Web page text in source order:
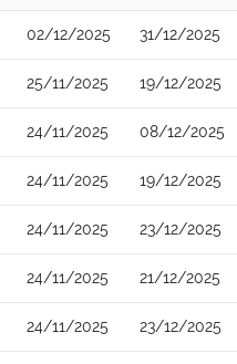
02/12/2025 31/12/2025
25/11/2025 19/12/2025
24/11/2025 08/12/2025
24/11/2025 19/12/2025
24/11/2025 23/12/2025
24/11/2025 21/12/2025
24/11/2025 23/12/2025